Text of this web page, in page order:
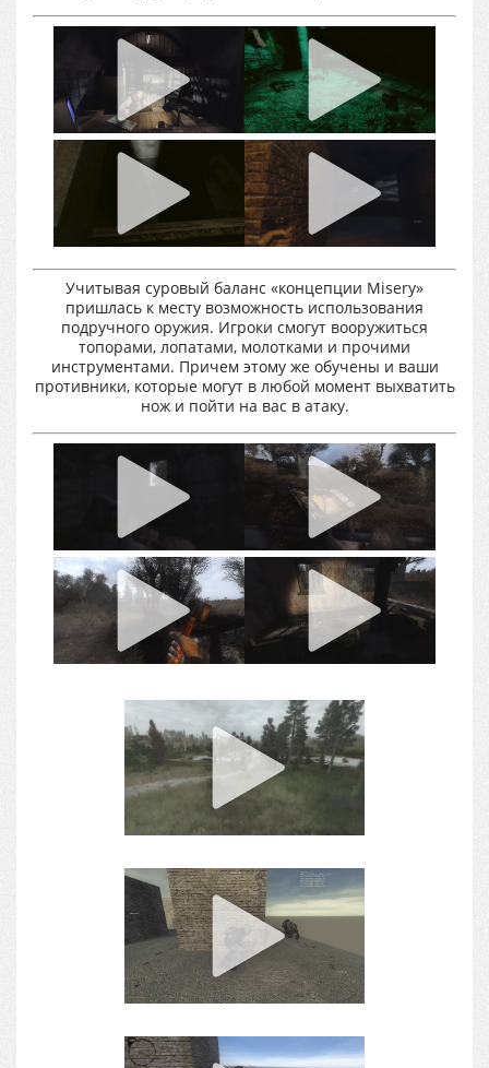
Учитывая суровый баланс «концепции Misery»
пришлась к месту возможность использования
подручного оружия. Игроки смогут вооружиться
топорами, лопатами, молотками и прочими
инструментами. Причем этому же обучены и ваши
противники, которые могут в любой момент выхватить
нож и пойти на вас в атаку.